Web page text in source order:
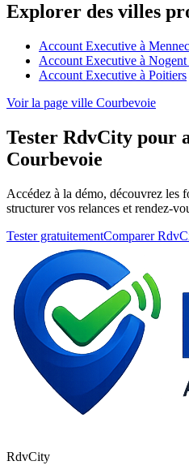
Explorer des villes
Account Executive à
Account Executive à
Account Executive à Poitiers
Voir la page ville Courbevoie
Tester RdvCity pour
Courbevoie
Accédez à la démo, découvrez les
structurer vos relances et rendez-
Tester gratuitementComparer
RdvCity